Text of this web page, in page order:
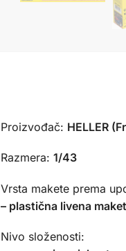
Proizvođač: HELLER
Razmera: 1/43
Vrsta makete prema
– plastična livena
Nivo složenosti: